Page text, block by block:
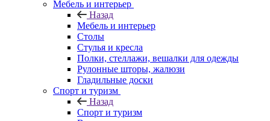
Мебель и интерьер
Назад
Мебель и интерьер
Столы
Стулья и кресла
Полки, стеллажи, вешалки для одежды
Рулонные шторы, жалюзи
Гладильные доски
Спорт и туризм
Назад
Спорт и туризм